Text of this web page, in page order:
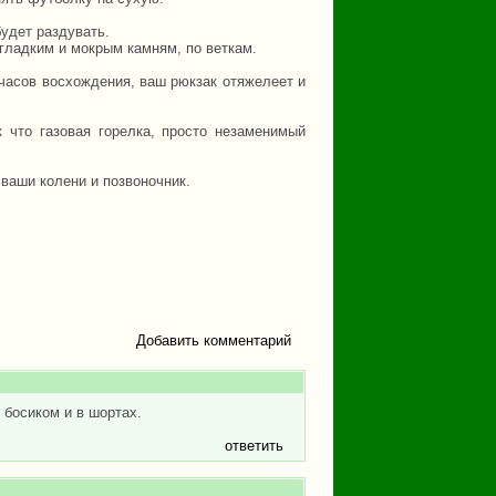
раздувать.
и мокрым камням, по веткам.
восхождения, ваш рюкзак отяжелеет и
газовая горелка, просто незаменимый
колени и позвоночник.
Добавить комментарий
и в шортах.
ответить